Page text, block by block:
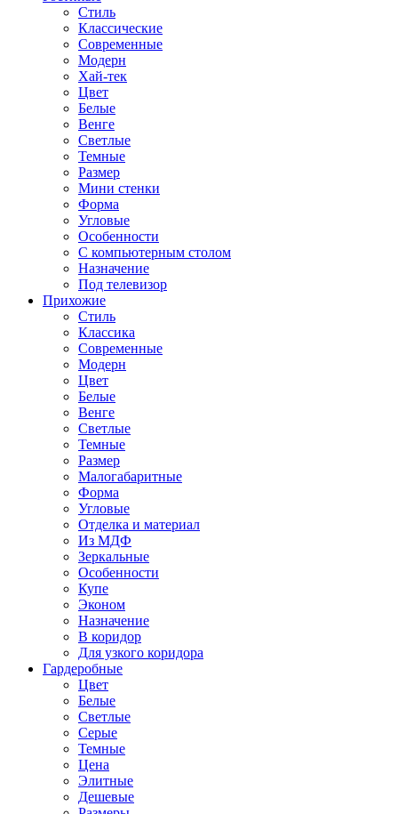
Стиль
Классические
Современные
Модерн
Хай-тек
Цвет
Белые
Венге
Светлые
Темные
Размер
Мини стенки
Форма
Угловые
Особенности
С компьютерным столом
Назначение
Под телевизор
Прихожие
Стиль
Классика
Современные
Модерн
Цвет
Белые
Венге
Светлые
Темные
Размер
Малогабаритные
Форма
Угловые
Отделка и материал
Из МДФ
Зеркальные
Особенности
Купе
Эконом
Назначение
В коридор
Для узкого коридора
Гардеробные
Цвет
Белые
Светлые
Серые
Темные
Цена
Элитные
Дешевые